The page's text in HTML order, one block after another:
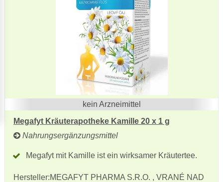
kein Arzneimittel
Megafyt Kräuterapotheke Kamille 20 x 1 g
Nahrungsergänzungsmittel
Megafyt mit Kamille ist ein wirksamer Kräutertee.
Hersteller:MEGAFYT PHARMA S.R.O. , VRANÉ NAD